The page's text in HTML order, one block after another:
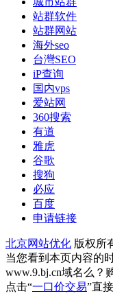
站群软件
站群网站
海外seo
台灣SEO
iP查询
国内vps
爱站网
360搜索
有道
雅虎
谷歌
搜狗
必应
百度
申请链接
北京网站优化 版权所
当您看到本页内容的
www.9.bj.cn域名么？
点击“一口价交易”直